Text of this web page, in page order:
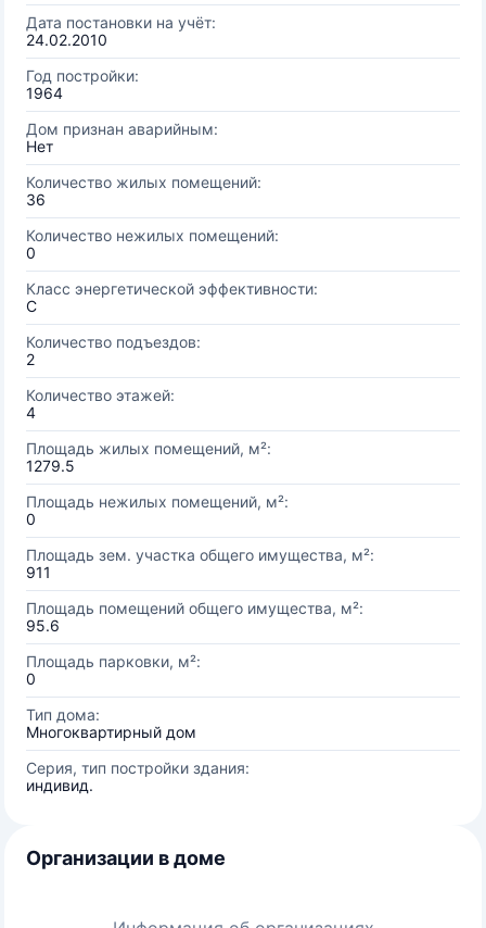
Дата постановки на учёт:
24.02.2010
Год постройки:
1964
Дом признан аварийным:
Нет
Количество жилых помещений:
36
Количество нежилых помещений:
0
Класс энергетической эффективности:
C
Количество подъездов:
2
Количество этажей:
4
Площадь жилых помещений, м²:
1279.5
Площадь нежилых помещений, м²:
0
Площадь зем. участка общего имущества, м²:
911
Площадь помещений общего имущества, м²:
95.6
Площадь парковки, м²:
0
Тип дома:
Многоквартирный дом
Серия, тип постройки здания:
индивид.
Организации в доме